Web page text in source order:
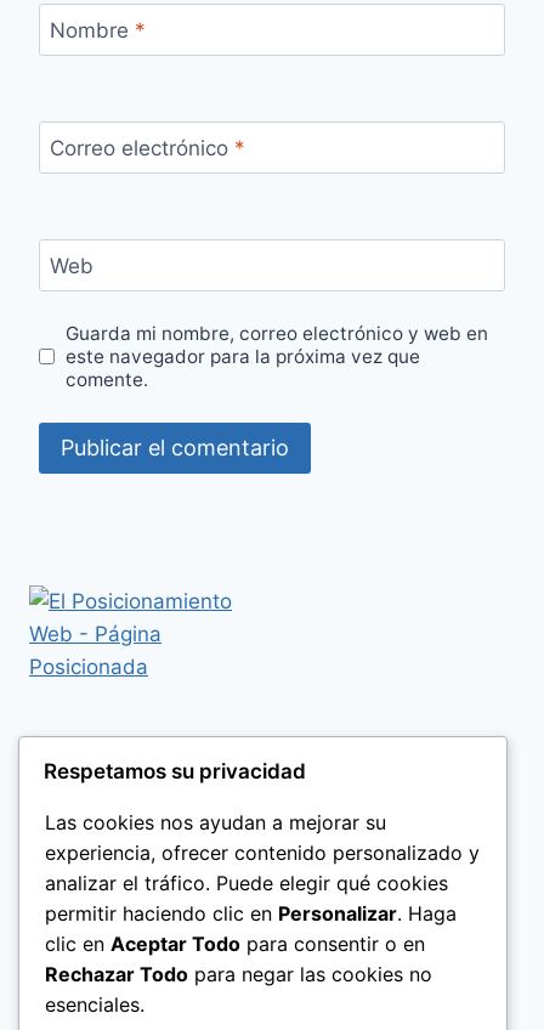
Nombre *
Correo electrónico *
Web
Guarda mi nombre, correo electrónico y web en
este navegador para la próxima vez que
comente.
Respetamos su privacidad
Las cookies nos ayudan a mejorar su
experiencia, ofrecer contenido personalizado y
analizar el tráfico. Puede elegir qué cookies
permitir haciendo clic en Personalizar. Haga
clic en Aceptar Todo para consentir o en
Rechazar Todo para negar las cookies no
esenciales.